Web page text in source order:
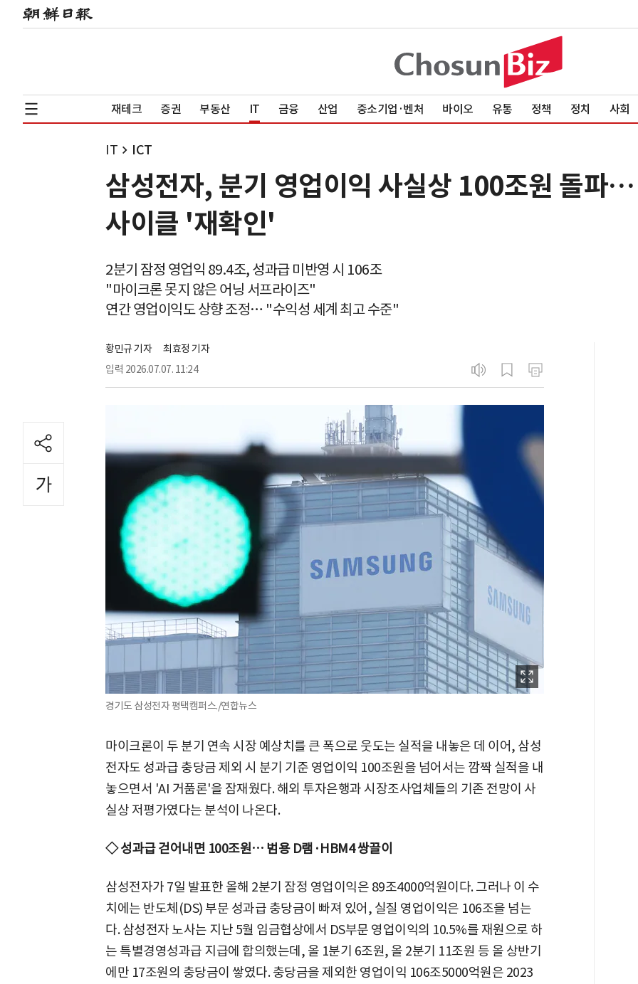
재테크 증권 부동산 IT 금융 산업 중소기업·벤처 바이오 유통 정책 정치 사회
IT ICT
삼성전자, 분기 영업이익 사실상 100조원 돌파
사이클 '재확인'
2분기 잠정 영업익 89.4조, 성과급 미반영 시 106조
"마이크론 못지 않은 어닝 서프라이즈"
연간 영업이익도 상향 조정… "수익성 세계 최고 수준"
황민규 기자
최효정 기자
입력 2026.07.07. 11:24
경기도 삼성전자 평택캠퍼스./연합뉴스
마이크론이 두 분기 연속 시장 예상치를 큰 폭으로 웃도는 실적을 내놓은 데 이어, 삼성
전자도 성과급 충당금 제외 시 분기 기준 영업이익 100조원을 넘어서는 깜짝 실적을 내
놓으면서 'AI 거품론'을 잠재웠다. 해외 투자은행과 시장조사업체들의 기존 전망이 사
실상 저평가였다는 분석이 나온다.
◇ 성과급 걷어내면 100조원… 범용 D램·HBM4 쌍끌이
삼성전자가 7일 발표한 올해 2분기 잠정 영업이익은 89조4000억원이다. 그러나 이 수
치에는 반도체(DS) 부문 성과급 충당금이 빠져 있어, 실질 영업이익은 106조을 넘는
다. 삼성전자 노사는 지난 5월 임금협상에서 DS부문 영업이익의 10.5%를 재원으로 하
는 특별경영성과급 지급에 합의했는데, 올 1분기 6조원, 올 2분기 11조원 등 올 상반기
에만 17조원의 충당금이 쌓였다. 충당금을 제외한 영업이익 106조5000억원은 2023